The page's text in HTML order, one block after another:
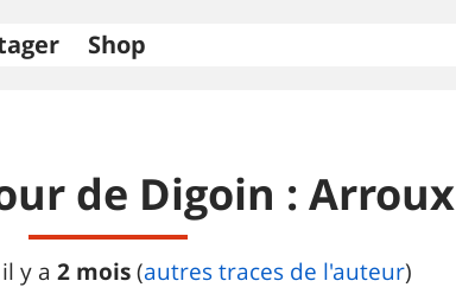
Shop
de Digoin : Arroux
il y a 2 mois(autres traces de l'auteur)